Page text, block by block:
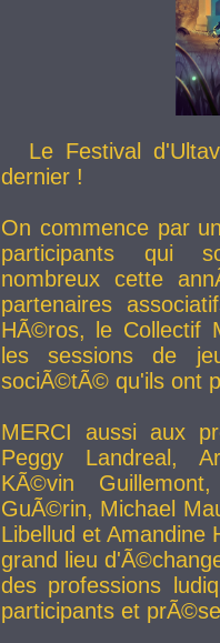
Le Festival
dernier !
On commence par
participants qui
nombreux cette
partenaires
HÃ©ros, le Collectif
les sessions de
sociÃ©tÃ© qu'ils ont
MERCI aussi aux
Peggy Landreal,
KÃ©vin
GuÃ©rin, Michael
Libellud et Amandine
grand lieu
des professions
participants et